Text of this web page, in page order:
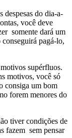
despesas do dia-a-
você deve
somente dará um
pagá-lo,
supérfluos.
motivos, você só
consiga um bom
forem menores do
tiver condições de
fazem sem pensar